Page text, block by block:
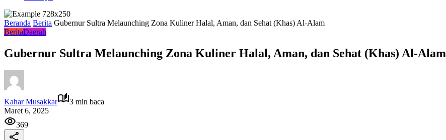
Beranda Berita Gubernur Sultra Melaunching Zona Kuliner Halal, Aman, dan Sehat (Khas) Al-Alam
BeritaDaerah
Gubernur Sultra Melaunching Zona Kuliner Halal, Aman, dan Sehat (Khas) Al-Alam
Kahar Musakkar
3 min baca
Maret 6, 2025
369